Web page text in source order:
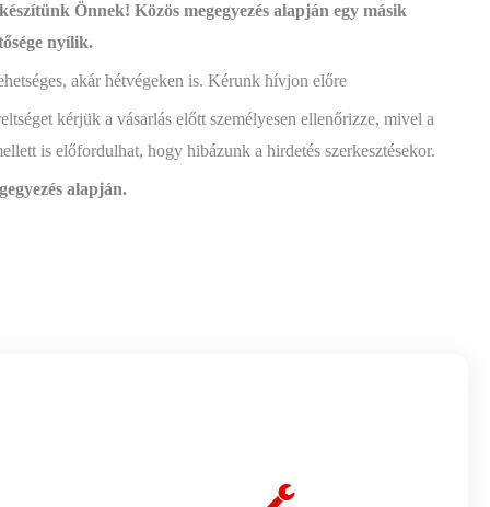
Önnek! Közös megegyezés alapján egy másik
nyílik.
akár hétvégeken is. Kérunk hívjon előre
kérjük a vásarlás előtt személyesen ellenőrizze, mivel a
is előfordulhat, hogy hibázunk a hirdetés szerkesztésekor.
alapján.